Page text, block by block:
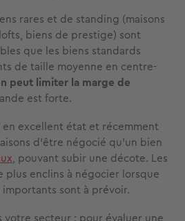
rares et de standing (maisons
biens de prestige) sont
que les biens standards
de taille moyenne en centre-
peut limiter la marge de
est forte.
excellent état et récemment
d’être négocié qu’un bien
, pouvant subir une décote. Les
enclins à négocier lorsque
sont à prévoir.